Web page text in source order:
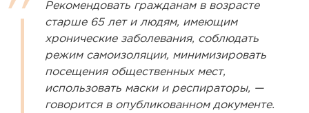
Рекомендовать гражданам в возрасте
старше 65 лет и людям, имеющим
хронические заболевания, соблюдать
режим самоизоляции, минимизировать
посещения общественных мест,
использовать маски и респираторы, —
говорится в опубликованном документе.